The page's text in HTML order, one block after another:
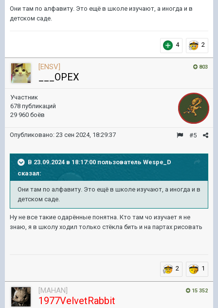
Они там по алфавиту. Это ещё в школе изучают, а иногда и в
детском саде.
4 2
803
[ENSV]
___OPEX
Участник
678 публикаций
29 960 боёв
#5
Опубликовано: 23 сен 2024, 18:29:37
В 23.09.2024 в 18:17:00 пользователь Wespe_D
сказал:
Они там по алфавиту. Это ещё в школе изучают, а иногда и в
детском саде.
Ну не все такие одарённые понятна. Кто там чо изучает я не
знаю, я в школу ходил только стёкла бить и на партах рисовать
2 1
15 352
[MAHAN]
1977VelvetRabbit